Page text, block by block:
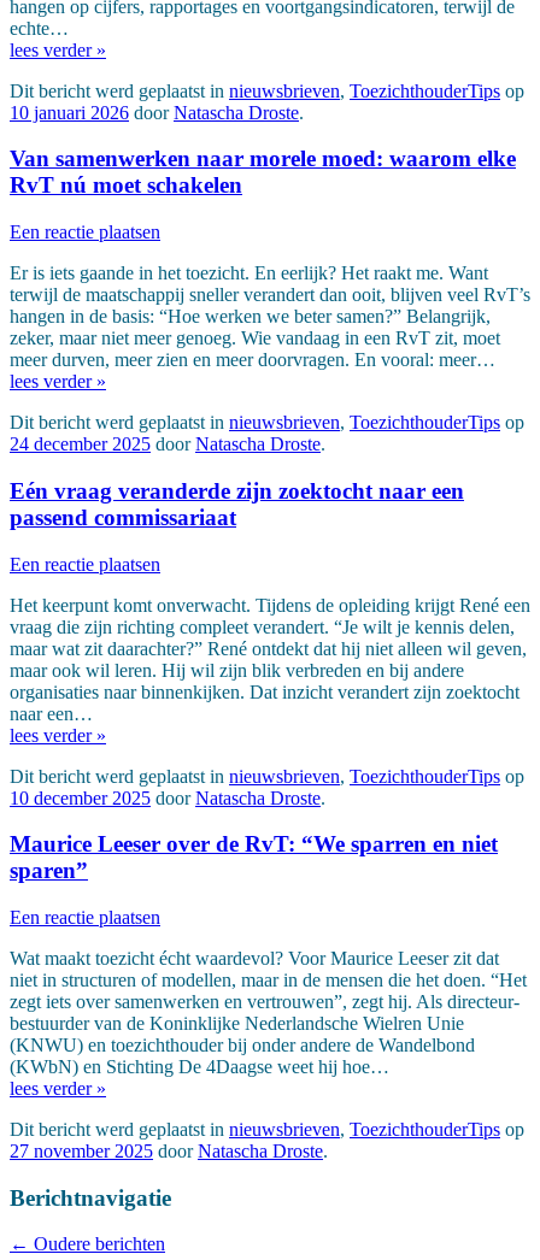
hangen op cijfers, rapportages en voortgangsindicatoren, terwijl de
echte…
lees verder »
Dit bericht werd geplaatst in nieuwsbrieven, ToezichthouderTips op
10 januari 2026 doorNatascha Droste.
Van samenwerken naar morele moed: waarom elke
RvT nú moet schakelen
Een reactie plaatsen
Er is iets gaande in het toezicht. En eerlijk? Het raakt me. Want
terwijl de maatschappij sneller verandert dan ooit, blijven veel RvT’s
hangen in de basis: “Hoe werken we beter samen?” Belangrijk,
zeker, maar niet meer genoeg. Wie vandaag in een RvT zit, moet
meer durven, meer zien en meer doorvragen. En vooral: meer…
lees verder »
Dit bericht werd geplaatst in nieuwsbrieven, ToezichthouderTips op
24 december 2025 doorNatascha Droste.
Eén vraag veranderde zijn zoektocht naar een
passend commissariaat
Een reactie plaatsen
Het keerpunt komt onverwacht. Tijdens de opleiding krijgt René een
vraag die zijn richting compleet verandert. “Je wilt je kennis delen,
maar wat zit daarachter?” René ontdekt dat hij niet alleen wil geven,
maar ook wil leren. Hij wil zijn blik verbreden en bij andere
organisaties naar binnenkijken. Dat inzicht verandert zijn zoektocht
naar een…
lees verder »
Dit bericht werd geplaatst in nieuwsbrieven, ToezichthouderTips op
10 december 2025 doorNatascha Droste.
Maurice Leeser over de RvT: “We sparren en niet
sparen”
Een reactie plaatsen
Wat maakt toezicht écht waardevol? Voor Maurice Leeser zit dat
niet in structuren of modellen, maar in de mensen die het doen. “Het
zegt iets over samenwerken en vertrouwen”, zegt hij. Als directeur-
bestuurder van de Koninklijke Nederlandsche Wielren Unie
(KNWU) en toezichthouder bij onder andere de Wandelbond
(KWbN) en Stichting De 4Daagse weet hij hoe…
lees verder »
Dit bericht werd geplaatst in nieuwsbrieven, ToezichthouderTips op
27 november 2025 doorNatascha Droste.
Berichtnavigatie
← Oudere berichten